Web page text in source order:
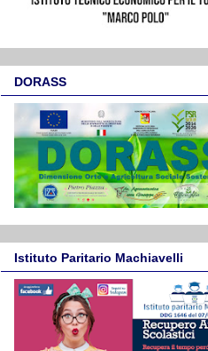
DORASS
Istituto Paritario Machiavelli